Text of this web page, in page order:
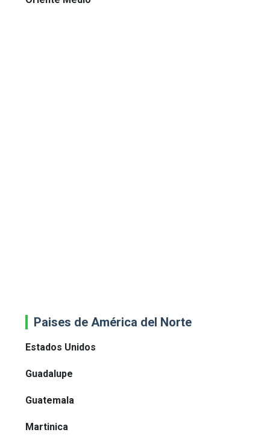
Paises de América del Norte
Estados Unidos
Guadalupe
Guatemala
Martinica